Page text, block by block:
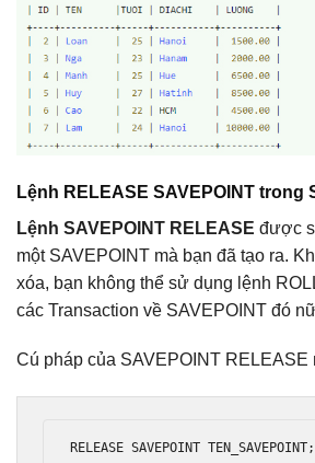
Lệnh RELEASE SAVEPOINT trong
Lệnh SAVEPOINT RELEASE được
một SAVEPOINT mà bạn đã tạo ra.
xóa, bạn không thể sử dụng lệnh
các Transaction về SAVEPOINT đó
Cú pháp của SAVEPOINT RELEASE
RELEASE SAVEPOINT TEN_SAVEPOINT;